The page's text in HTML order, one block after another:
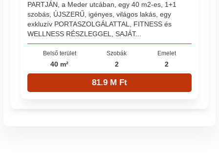
PARTJÁN, a Meder utcában, egy 40 m2-es, 1+1
szobás, ÚJSZERŰ, igényes, világos lakás, egy
exkluzív PORTASZOLGÁLATTAL, FITNESS és
WELLNESS RÉSZLEGGEL, SAJÁT...
Belső terület
40 m²
Szobák
2
Emelet
2
81.9 M Ft